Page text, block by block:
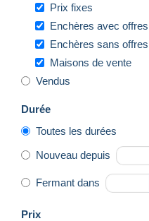
Prix fixes
Enchères avec offres
Enchères sans offres
Maisons de vente
Vendus
Durée
Toutes les durées
Nouveau depuis
Fermant dans
Prix